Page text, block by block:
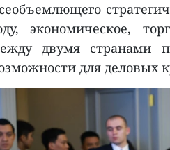
экономическое,
двумя странами
для деловых